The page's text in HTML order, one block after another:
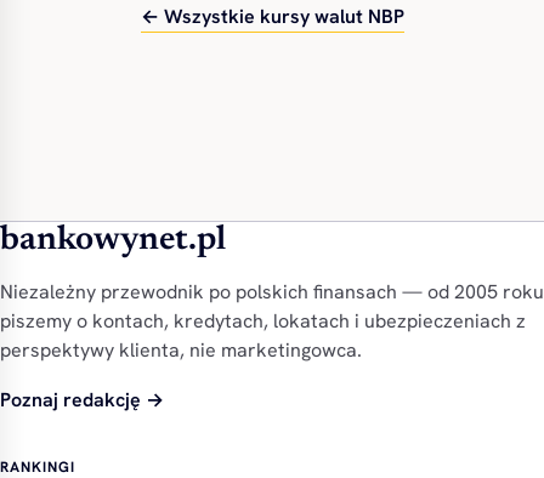
← Wszystkie kursy walut NBP
bankowynet.pl
Niezależny przewodnik po polskich finansach — od 2005 roku
piszemy o kontach, kredytach, lokatach i ubezpieczeniach z
perspektywy klienta, nie marketingowca.
Poznaj redakcję →
RANKINGI